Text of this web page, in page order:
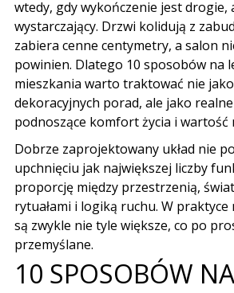
wtedy, gdy wykończenie jest
wystarczający. Drzwi kolidują z
zabiera cenne centymetry, a salon
powinien. Dlatego 10 sposobów na
mieszkania warto traktować nie
dekoracyjnych porad, ale jako
podnoszące komfort życia i wartość
Dobrze zaprojektowany układ nie
upchnięciu jak największej liczby
proporcję między przestrzenią,
rytuałami i logiką ruchu. W
są zwykle nie tyle większe, co po
przemyślane.
10 SPOSOBÓW